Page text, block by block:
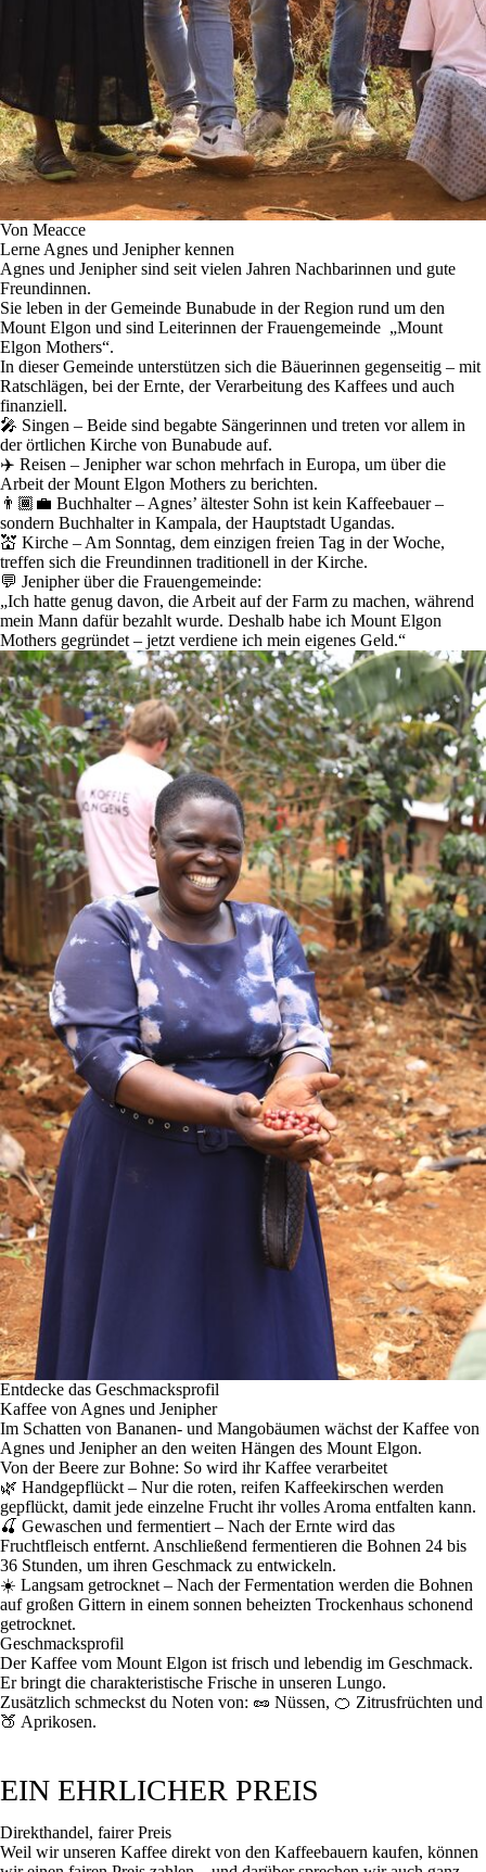
Von Meacce
Lerne Agnes und Jenipher kennen
Agnes und Jenipher sind seit vielen Jahren Nachbarinnen und gute
Freundinnen.
Sie leben in der Gemeinde Bunabude in der Region rund um den
Mount Elgon und sind Leiterinnen der Frauengemeinde „Mount
Elgon Mothers“.
In dieser Gemeinde unterstützen sich die Bäuerinnen gegenseitig – mit
Ratschlägen, bei der Ernte, der Verarbeitung des Kaffees und auch
finanziell.
🎤 Singen – Beide sind begabte Sängerinnen und treten vor allem in
der örtlichen Kirche von Bunabude auf.
✈️ Reisen – Jenipher war schon mehrfach in Europa, um über die
Arbeit der Mount Elgon Mothers zu berichten.
👨🏾‍💼 Buchhalter– Agnes’ ältester Sohn ist kein Kaffeebauer –
sondern Buchhalter in Kampala, der Hauptstadt Ugandas.
💒 Kirche – Am Sonntag, dem einzigen freien Tag in der Woche,
treffen sich die Freundinnen traditionell in der Kirche.
💬 Jenipher über die Frauengemeinde:
„Ich hatte genug davon, die Arbeit auf der Farm zu machen, während
mein Mann dafür bezahlt wurde. Deshalb habe ich Mount Elgon
Mothers gegründet – jetzt verdiene ich mein eigenes Geld.“
Entdecke das Geschmacksprofil
Kaffee von Agnes und Jenipher
Im Schatten von Bananen- und Mangobäumen wächst der Kaffee von
Agnes und Jenipher an den weiten Hängen des Mount Elgon.
Von der Beere zur Bohne: So wird ihr Kaffee verarbeitet
🌿 Handgepflückt – Nur die roten, reifen Kaffeekirschen werden
gepflückt, damit jede einzelne Frucht ihr volles Aroma entfalten kann.
🍒 Gewaschen und fermentiert – Nach der Ernte wird das
Fruchtfleisch entfernt. Anschließend fermentieren die Bohnen 24 bis
36 Stunden, um ihren Geschmack zu entwickeln.
☀️ Langsam getrocknet – Nach der Fermentation werden die Bohnen
auf großen Gittern in einem sonnen beheizten Trockenhaus schonend
getrocknet.
Geschmacksprofil
Der Kaffee vom Mount Elgon ist frisch und lebendig im Geschmack.
Er bringt die charakteristische Frische in unseren Lungo.
Zusätzlich schmeckst du Noten von: 🥜 Nüssen, 🍊 Zitrusfrüchten und
🍑 Aprikosen.
EIN EHRLICHER PREIS
Direkthandel, fairer Preis
Weil wir unseren Kaffee direkt von den Kaffeebauern kaufen, können